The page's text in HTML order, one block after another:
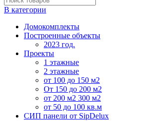
В категории
Домокомплекты
Построенные объекты
2023 год.
Проекты
1 этажные
2 этажные
от 100 до 150 м2
От 150 до 200 м2
от 200 м2 300 м2
от 50 до 100 кв.м
СИП панели от SipDelux